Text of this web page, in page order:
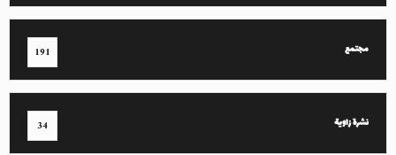
مجتمع 191
نشرة زاوية 34